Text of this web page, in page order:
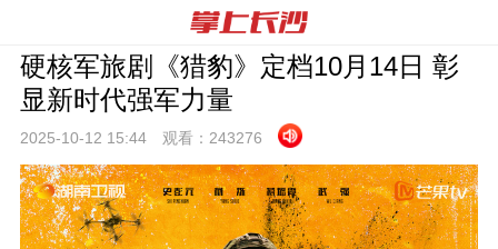
硬核军旅剧《猎豹》定档10月14日 彰
显新时代强军力量
2025-10-12 15:44 观看： 243276